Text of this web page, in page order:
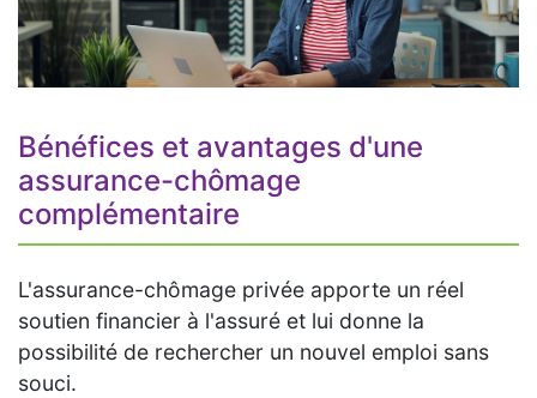
Bénéfices et avantages d'une
assurance-chômage
complémentaire
L'assurance-chômage privée apporte un réel
soutien financier à l'assuré et lui donne la
possibilité de rechercher un nouvel emploi sans
souci.